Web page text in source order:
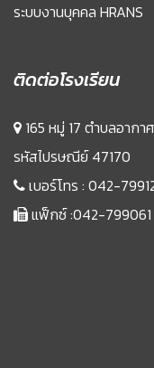
ระบบงานบุคคล HRANS
ติดต่อโรงเรียน
165 หมู่ 17 ตำบลอาก
รหัสไปรษณีย์ 47170
เบอร์โทร : 042-
แฟ็กซ์ :042-799061